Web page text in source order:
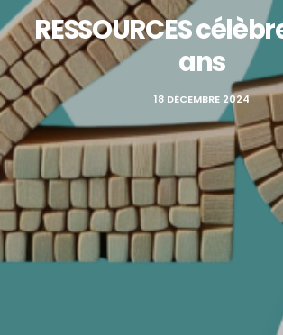
RESSOURCES
ans
18 DÉCEMBRE 2024